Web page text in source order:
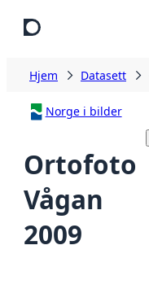
Hjem Datasett
Norge i bilder
Ortofoto
Vågan
2009